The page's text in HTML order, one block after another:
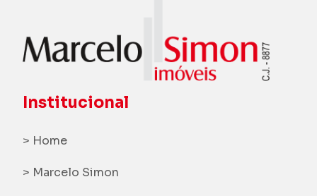
Institucional
> Home
> Marcelo Simon